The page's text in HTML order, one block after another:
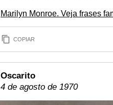
Marilyn Monroe. Veja frases
COPIAR
Oscarito
4 de agosto de 1970